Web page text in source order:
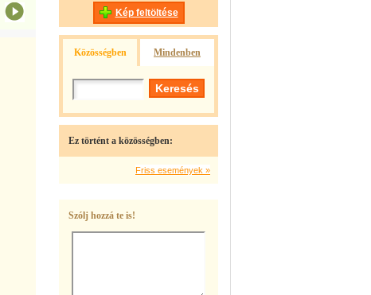
Kép feltöltése
Közösségben Mindenben
Ez történt a közösségben:
Friss események »
Szólj hozzá te is!